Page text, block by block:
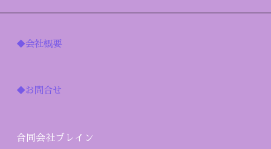
◆会社概要
◆お問合せ
合同会社ブレイン